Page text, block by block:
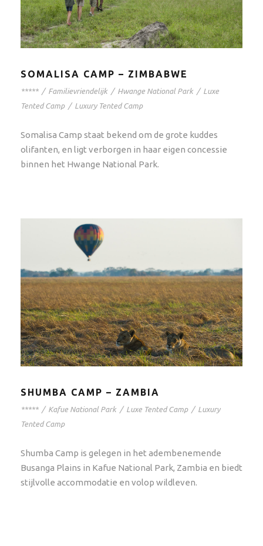
SOMALISA CAMP – ZIMBABWE
***** / Familievriendelijk / Hwange National Park / Luxe
Tented Camp / Luxury Tented Camp
Somalisa Camp staat bekend om de grote kuddes
olifanten, en ligt verborgen in haar eigen concessie
binnen het Hwange National Park.
SHUMBA CAMP – ZAMBIA
***** / Kafue National Park / Luxe Tented Camp / Luxury
Tented Camp
Shumba Camp is gelegen in het adembenemende
Busanga Plains in Kafue National Park, Zambia en biedt
stijlvolle accommodatie en volop wildleven.